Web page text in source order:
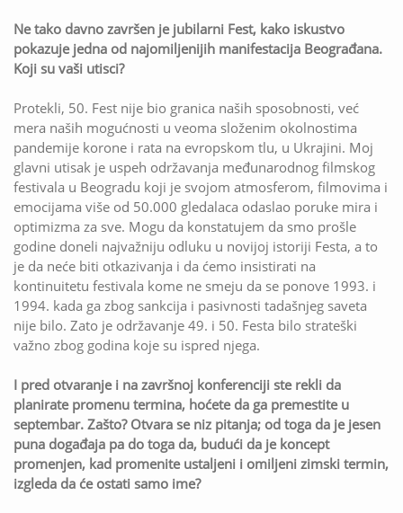
Ne tako davno završen je jubilarni Fest, kako iskustvo
pokazuje jedna od najomiljenijih manifestacija Beograđana.
Koji su vaši utisci?
Protekli, 50. Fest nije bio granica naših sposobnosti, već
mera naših mogućnosti u veoma složenim okolnostima
pandemije korone i rata na evropskom tlu, u Ukrajini. Moj
glavni utisak je uspeh održavanja međunarodnog filmskog
festivala u Beogradu koji je svojom atmosferom, filmovima i
emocijama više od 50.000 gledalaca odaslao poruke mira i
optimizma za sve. Mogu da konstatujem da smo prošle
godine doneli najvažniju odluku u novijoj istoriji Festa, a to
je da neće biti otkazivanja i da ćemo insistirati na
kontinuitetu festivala kome ne smeju da se ponove 1993. i
1994. kada ga zbog sankcija i pasivnosti tadašnjeg saveta
nije bilo. Zato je održavanje 49. i 50. Festa bilo strateški
važno zbog godina koje su ispred njega.
I pred otvaranje i na završnoj konferenciji ste rekli da
planirate promenu termina, hoćete da ga premestite u
septembar. Zašto? Otvara se niz pitanja; od toga da je jesen
puna događaja pa do toga da, budući da je koncept
promenjen, kad promenite ustaljeni i omiljeni zimski termin,
izgleda da će ostati samo ime?